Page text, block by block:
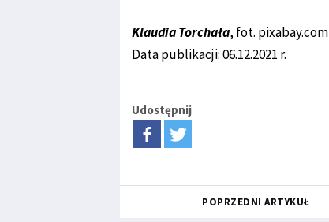
Klaudia Torchała, fot. pixabay.com
Data publikacji: 06.12.2021 r.
Udostępnij
POPRZEDNI ARTYKUŁ